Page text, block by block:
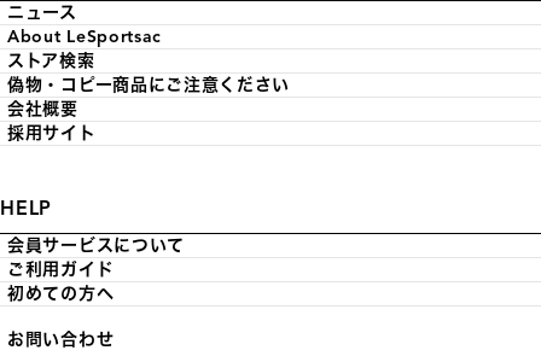
ニュース
About LeSportsac
ストア検索
偽物・コピー商品にご注意ください
会社概要
採用サイト
HELP
会員サービスについて
ご利用ガイド
初めての方へ
お問い合わせ